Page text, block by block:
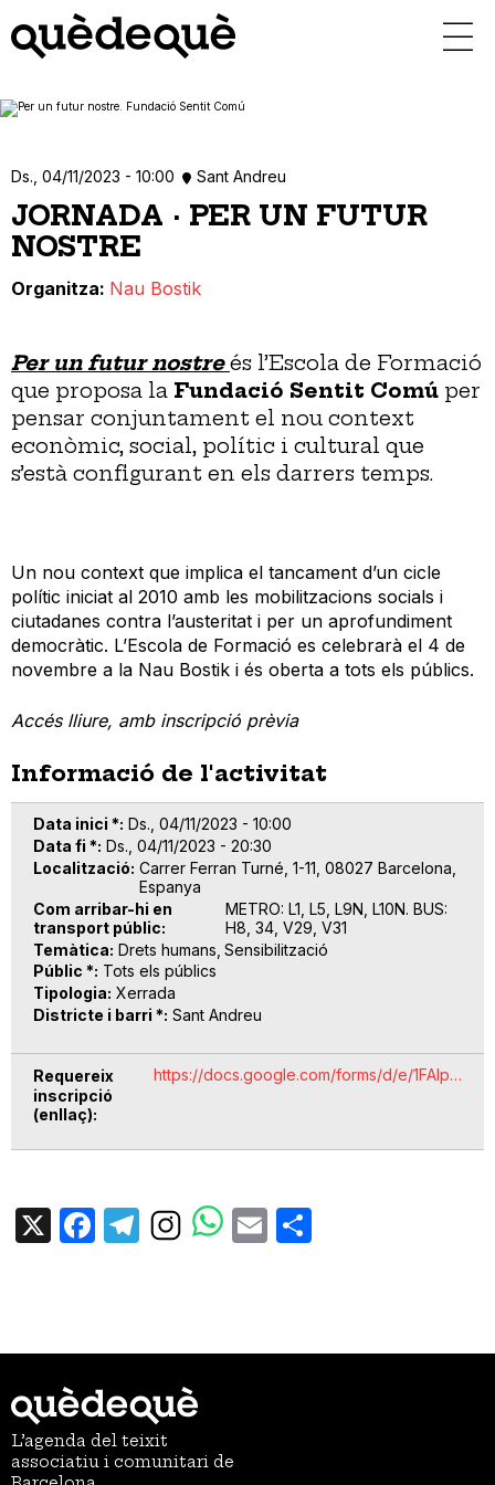
contingut
Ds., 04/11/2023 - 10:00 Sant Andreu
JORNADA · PER UN FUTUR
NOSTRE
Organitza Nau Bostik
Per un futur nostre és l’Escola de Formació
que proposa la Fundació Sentit Comú per
pensar conjuntament el nou context
econòmic, social, polític i cultural que
s’està configurant en els darrers temps.
Un nou context que implica el tancament d’un cicle
polític iniciat al 2010 amb les mobilitzacions socials i
ciutadanes contra l’austeritat i per un aprofundiment
democràtic. L’Escola de Formació es celebrarà el 4 de
novembre a la Nau Bostik i és oberta a tots els públics.
Accés lliure, amb inscripció prèvia
Informació de l'activitat
Data inici * Ds., 04/11/2023 - 10:00
Data fi * Ds., 04/11/2023 - 20:30
Localització Carrer Ferran Turné, 1-11, 08027 Barcelona,
Espanya
Com arribar-hi en
transport públic
METRO: L1, L5, L9N, L10N. BUS:
H8, 34, V29, V31
Temàtica Drets humans Sensibilització
Públic * Tots els públics
Tipologia Xerrada
Districte i barri * Sant Andreu
Requereix
inscripció
(enllaç)
https://docs.google.com/forms/d/e/1FAIp…
X Facebook
TelegramEmail
L’agenda del teixit
associatiu i comunitari de